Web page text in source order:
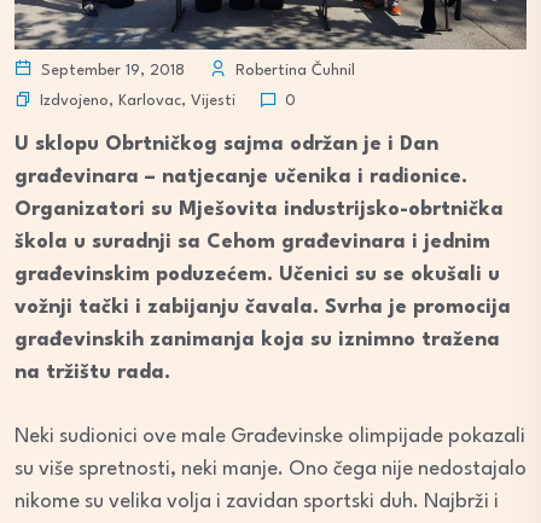
September 19, 2018
Robertina Čuhnil
Izdvojeno, Karlovac, Vijesti 0
U sklopu Obrtničkog sajma održan je i Dan
građevinara – natjecanje učenika i radionice.
Organizatori su Mješovita industrijsko-obrtnička
škola u suradnji sa Cehom građevinara i jednim
građevinskim poduzećem. Učenici su se okušali u
vožnji tački i zabijanju čavala. Svrha je promocija
građevinskih zanimanja koja su iznimno tražena
na tržištu rada.
Neki sudionici ove male Građevinske olimpijade pokazali
su više spretnosti, neki manje. Ono čega nije nedostajalo
nikome su velika volja i zavidan sportski duh. Najbrži i